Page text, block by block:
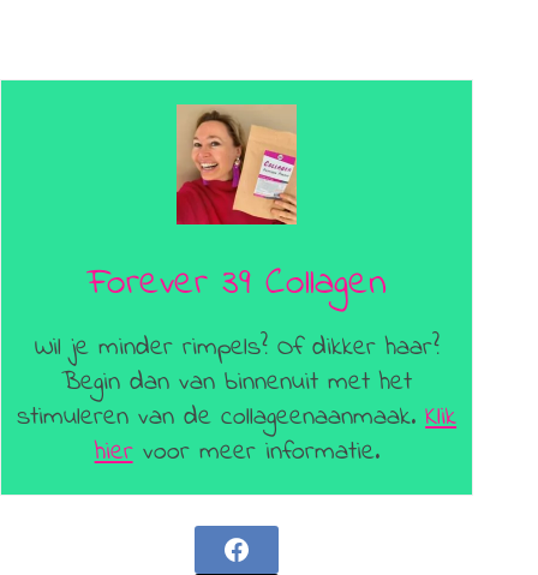
Forever 39 Collagen
Wil je minder rimpels? Of dikker haar?
Begin dan van binnenuit met het
stimuleren van de collageenaanmaak.Klik
hiervoor meer informatie.